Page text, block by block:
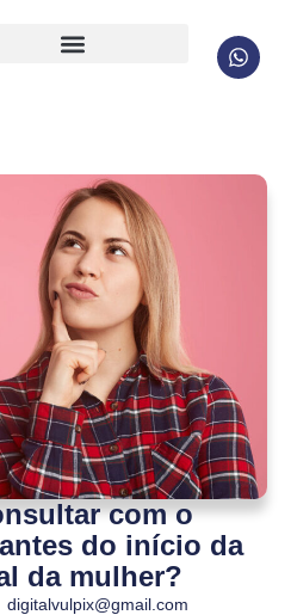
com o
do início da
da mulher?
digitalvulpix@gmail.com